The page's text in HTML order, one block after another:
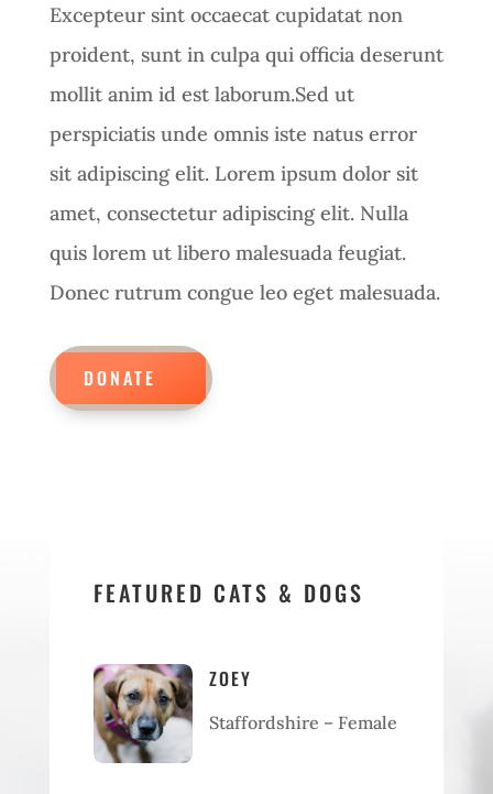
Excepteur sint occaecat cupidatat non
proident, sunt in culpa qui officia deserunt
mollit anim id est laborum.Sed ut
perspiciatis unde omnis iste natus error
sit adipiscing elit. Lorem ipsum dolor sit
amet, consectetur adipiscing elit. Nulla
quis lorem ut libero malesuada feugiat.
Donec rutrum congue leo eget malesuada.
DONATE
FEATURED CATS & DOGS
ZOEY
Staffordshire – Female